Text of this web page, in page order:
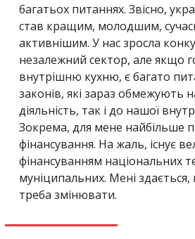
багатьох питаннях. Звісно,
став кращим, молодшим,
активнішим. У нас зросла
незалежний сектор, але якщо
внутрішню кухню, є багато
законів, які зараз обмежують
діяльність, так і до нашої
Зокрема, для мене найбільше
фінансування. На жаль, існує
фінансуванням національних
муніципальних. Мені
треба змінювати.